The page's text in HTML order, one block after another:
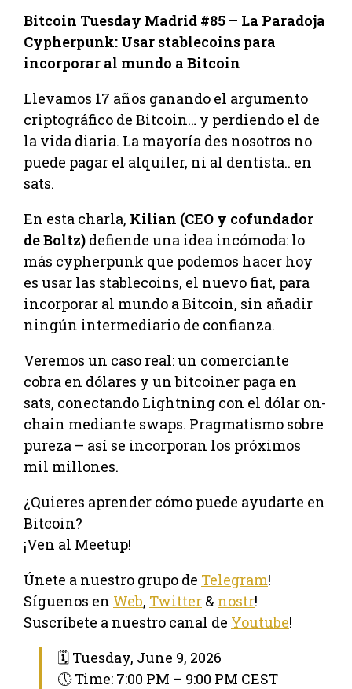
Bitcoin Tuesday Madrid #85 – La Paradoja
Cypherpunk: Usar stablecoins para
incorporar al mundo a Bitcoin
Llevamos 17 años ganando el argumento
criptográfico de Bitcoin… y perdiendo el de
la vida diaria. La mayoría des nosotros no
puede pagar el alquiler, ni al dentista.. en
sats.
En esta charla, Kilian (CEO y cofundador
de Boltz) defiende una idea incómoda: lo
más cypherpunk que podemos hacer hoy
es usar las stablecoins, el nuevo fiat, para
incorporar al mundo a Bitcoin, sin añadir
ningún intermediario de confianza.
Veremos un caso real: un comerciante
cobra en dólares y un bitcoiner paga en
sats, conectando Lightning con el dólar on-
chain mediante swaps. Pragmatismo sobre
pureza – así se incorporan los próximos
mil millones.
¿Quieres aprender cómo puede ayudarte en
Bitcoin?
¡Ven al Meetup!
Únete a nuestro grupo de Telegram!
Síguenos en Web, Twitter & nostr!
Suscríbete a nuestro canal de Youtube!
🗓 Tuesday, June 9, 2026
🕔 Time: 7:00 PM – 9:00 PM CEST